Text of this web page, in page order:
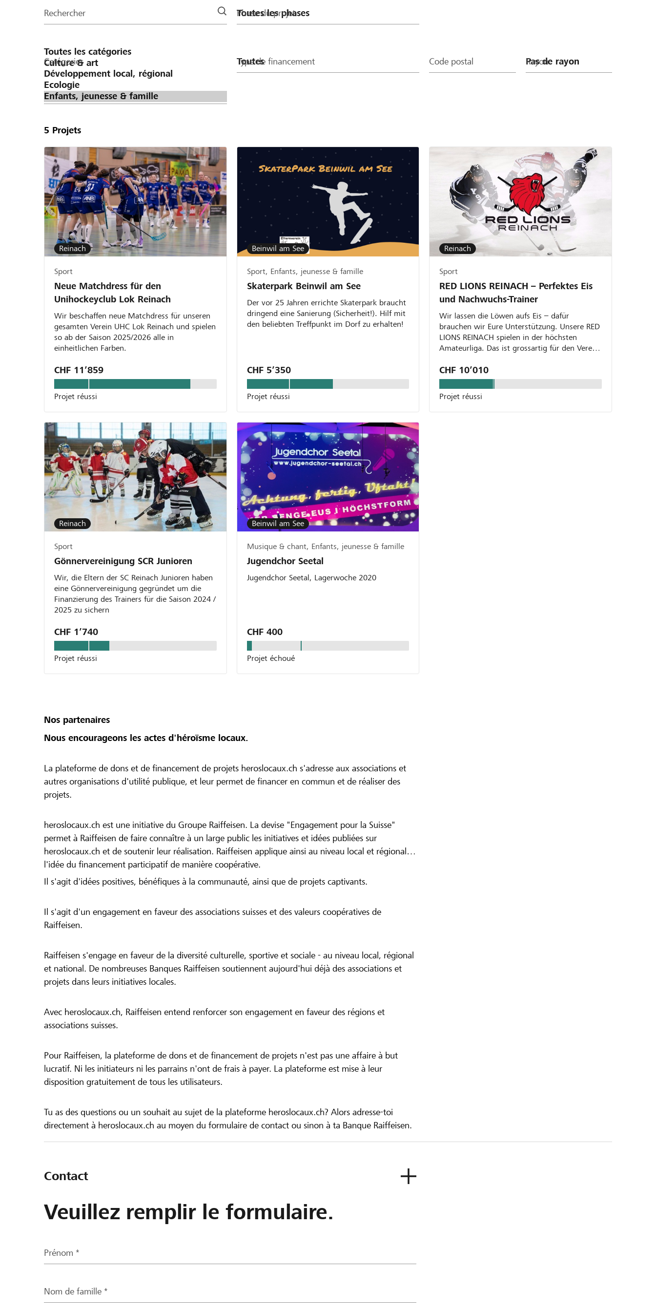
la
Rechercher Phase du projet
Catégories Type de financement Code postal Rayon
5 Projets
Reinach
Sport
Neue Matchdress für den
Unihockeyclub Lok Reinach
Wir beschaffen neue Matchdress für unseren
gesamten Verein UHC Lok Reinach und spielen
so ab der Saison 2025/2026 alle in
einheitlichen Farben.
CHF 11’859
Projet réussi
Beinwil am See
Sport, Enfants, jeunesse & famille
Skaterpark Beinwil am See
Der vor 25 Jahren errichte Skaterpark braucht
dringend eine Sanierung (Sicherheit!). Hilf mit
den beliebten Treffpunkt im Dorf zu erhalten!
CHF 5’350
Projet réussi
Reinach
Sport
RED LIONS REINACH – Perfektes Eis
und Nachwuchs-Trainer
Wir lassen die Löwen aufs Eis – dafür
brauchen wir Eure Unterstützung. Unsere RED
LIONS REINACH spielen in der höchsten
Amateurliga. Das ist grossartig für den Verein,
CHF 10’010
Projet réussi
Reinach
Sport
Gönnervereinigung SCR Junioren
Wir, die Eltern der SC Reinach Junioren haben
eine Gönnervereinigung gegründet um die
Finanzierung des Trainers für die Saison 2024 /
2025 zu sichern
CHF 1’740
Projet réussi
Beinwil am See
Musique & chant, Enfants, jeunesse & famille
Jugendchor Seetal
Jugendchor Seetal, Lagerwoche 2020
CHF 400
Projet échoué
Nos partenaires
Nous encourageons les actes d'héroïsme locaux.
La plateforme de dons et de financement de projets heroslocaux.ch s'adresse aux associations et
autres organisations d'utilité publique, et leur permet de financer en commun et de réaliser des
projets.
heroslocaux.ch est une initiative du Groupe Raiffeisen. La devise "Engagement pour la Suisse"
permet à Raiffeisen de faire connaître à un large public les initiatives et idées publiées sur
heroslocaux.ch et de soutenir leur réalisation. Raiffeisen applique ainsi au niveau local et régional
l'idée du financement participatif de manière coopérative.
Il s'agit d'idées positives, bénéfiques à la communauté, ainsi que de projets captivants.
Il s'agit d'un engagement en faveur des associations suisses et des valeurs coopératives de
Raiffeisen.
Raiffeisen s'engage en faveur de la diversité culturelle, sportive et sociale - au niveau local, régional
et national. De nombreuses Banques Raiffeisen soutiennent aujourd'hui déjà des associations et
projets dans leurs initiatives locales.
Avec heroslocaux.ch, Raiffeisen entend renforcer son engagement en faveur des régions et
associations suisses.
Pour Raiffeisen, la plateforme de dons et de financement de projets n'est pas une affaire à but
lucratif. Ni les initiateurs ni les parrains n'ont de frais à payer. La plateforme est mise à leur
disposition gratuitement de tous les utilisateurs.
Tu as des questions ou un souhait au sujet de la plateforme heroslocaux.ch? Alors adresse-toi
directement à heroslocaux.ch au moyen du formulaire de contact ou sinon à ta Banque Raiffeisen.
Contact
Veuillez remplir le formulaire.
Prénom *
Nom de famille *